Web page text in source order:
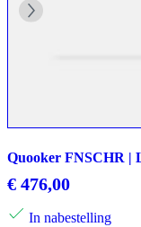
Quooker FNSCHR |
€ 476,00
In nabestelling